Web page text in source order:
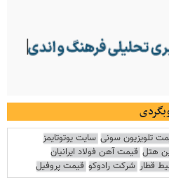
تلویزیون سونی سایت یوتوتایمز
هتل قیمت آهن فولاد ایرانیان
قطار شرکت رادوکو قیمت پروفیل